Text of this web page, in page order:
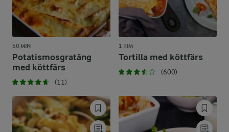
50 MIN
Potatismosgratäng
med köttfärs
(11)
1 TIM
Tortilla med köttfärs
(600)